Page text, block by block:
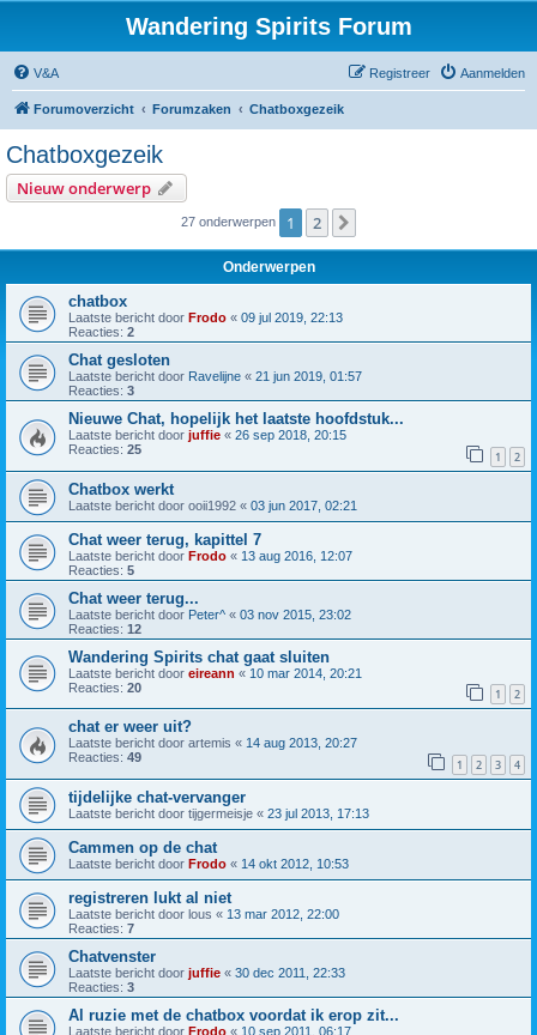
Wandering Spirits Forum
V&A Aanmelden
Registreer
Forumoverzicht Forumzaken Chatboxgezeik
Chatboxgezeik
Nieuw onderwerp
27 onderwerpen 1 2
Onderwerpen
chatbox
Laatste bericht door Frodo « 09 jul 2019, 22:13
Reacties: 2
Chat gesloten
Laatste bericht door Ravelijne « 21 jun 2019, 01:57
Reacties: 3
Nieuwe Chat, hopelijk het laatste hoofdstuk...
Laatste bericht door juffie « 26 sep 2018, 20:15
Reacties: 25 1 2
Chatbox werkt
Laatste bericht door ooii1992 « 03 jun 2017, 02:21
Chat weer terug, kapittel 7
Laatste bericht door Frodo « 13 aug 2016, 12:07
Reacties: 5
Chat weer terug...
Laatste bericht door Peter^ « 03 nov 2015, 23:02
Reacties: 12
Wandering Spirits chat gaat sluiten
Laatste bericht door eireann « 10 mar 2014, 20:21
Reacties: 20 1 2
chat er weer uit?
Laatste bericht door artemis « 14 aug 2013, 20:27
Reacties: 49 1 2 3 4
tijdelijke chat-vervanger
Laatste bericht door tijgermeisje « 23 jul 2013, 17:13
Cammen op de chat
Laatste bericht door Frodo « 14 okt 2012, 10:53
registreren lukt al niet
Laatste bericht door lous « 13 mar 2012, 22:00
Reacties: 7
Chatvenster
Laatste bericht door juffie « 30 dec 2011, 22:33
Reacties: 3
Al ruzie met de chatbox voordat ik erop zit...
Laatste bericht door Frodo « 10 sep 2011, 06:17